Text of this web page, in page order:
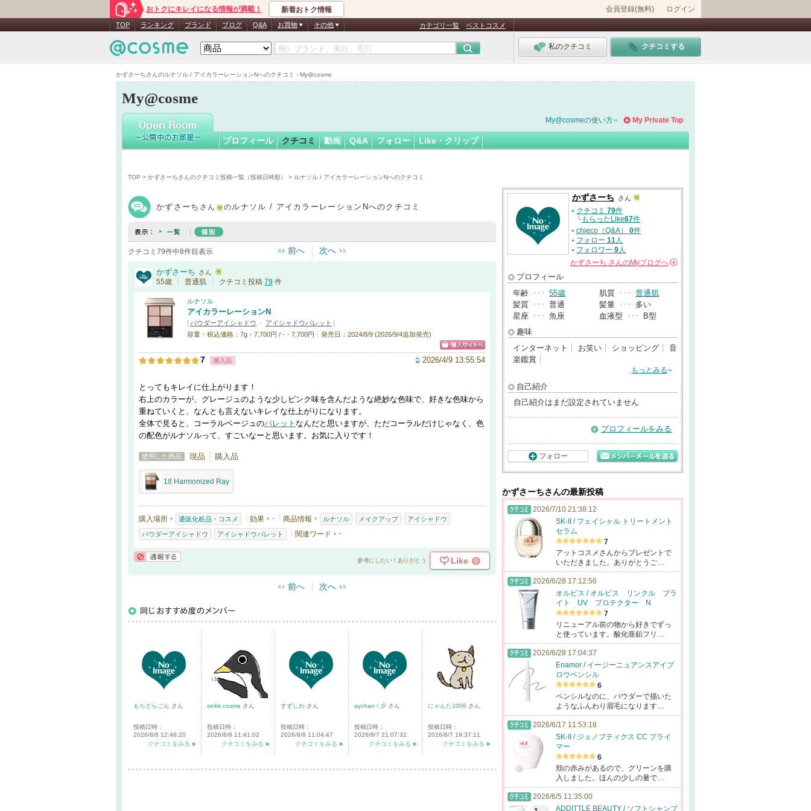
かずさーちさんのルナソル / アイカラーレーションNへのクチコミ - My@cosme
おトクにキレイになる情報が満載！ 新着おトク情報 会員登録(無料) ログイン
TOP ランキング ブランド ブログ Q&A お買物 その他 カテゴリ一覧 ベストコスメ
私のクチコミ クチコミする
My@cosme
かずさーちさん
My Private Top
My@cosmeの使い方
プロフィール クチコミ 動画 Q&A フォロー Like・クリップ
TOP > かずさーちさんのクチコミ投稿一覧（投稿日時順） > ルナソル / アイカラーレーションNへのクチコミ
かずさーち さん のルナソル / アイカラーレーションNへのクチコミ
クチコミ79件中8件目表示 前へ 次へ
かずさーち さん
55歳 普通肌 クチコミ投稿 79 件
ルナソル
アイカラーレーションN
[ パウダーアイシャドウ ・ アイシャドウパレット ]
容量・税込価格：7g・7,700円 / -・7,700円
発売日：2024/8/9 (2026/9/4追加発売)
7 購入品 2026/4/9 13:55:54
とってもキレイに仕上がります！
右上のカラーが、グレージュのような少しピンク味を含んだような絶妙な色味で、好きな色味から
重ねていくと、なんとも言えないキレイな仕上がりになります。
全体で見ると、コーラルベージュのパレット なんだと思いますが、ただコーラルだけじゃなく、色
の配色がルナソルって、すごいなーと思います。お気に入りです！
使用した商品 現品 購入品
18 Harmonized Ray
購入場所 通販化粧品・コスメ 効果 - 商品情報 ルナソル メイクアップ アイシャドウ
パウダーアイシャドウ アイシャドウパレット 関連ワード -
参考にしたい！ありがとう Like 0
前へ 次へ
もちどらごん さん
投稿日時：
2026/8/8 12:46:20
クチコミをみる
seikk.cosme さん
投稿日時：
2026/8/8 11:41:02
クチコミをみる
すずしわ さん
投稿日時：
2026/8/8 11:04:47
クチコミをみる
aychan☆彡 さん
投稿日時：
2026/8/7 21:07:32
クチコミをみる
にゃんた1006 さん
投稿日時：
2026/8/7 19:37:11
クチコミをみる
かずさーち さん
クチコミ 79件
└もらったLike67件
chieco（Q&A） 0件
フォロー 11人
フォロワー 9人
かずさーち さんのMyブログへ
プロフィール
年齢 ･･･ 55歳 肌質 ･･･ 普通肌
髪質 ･･･ 普通 髪量 ･･･
多い
星座 ･･･ 魚座 血液型 ･･･
B型
趣味
インターネット
お笑い ショッピング
音
楽鑑賞
もっとみる
自己紹介
自己紹介はまだ設定されていません
プロフィールをみる
フォロー
かずさーちさんの最新投稿
2026/7/10 21:38:12
SK-II / フェイシャル トリートメント
セラム
7
アットコスメさんからプレゼントで
いただきました。ありがとうご…
2026/6/28 17:12:56
オルビス / オルビス リンクル ブラ
イト UV プロテクター N
7
リニューアル前の物から好きでずっ
と使っています。酸化亜鉛フリ…
2026/6/28 17:04:37
Enamor / イージーニュアンスアイブ
ロウペンシル
6
ペンシルなのに、パウダーで描いた
ようなふんわり眉毛になります…
2026/6/17 11:53:18
SK-II / ジェノプティクス CC プライ
マー
6
頬の赤みがあるので、グリーンを購
入しました。ほんの少しの量で…
2026/6/5 11:35:00
ADDITTLE BEAUTY / ソフトシャンプ